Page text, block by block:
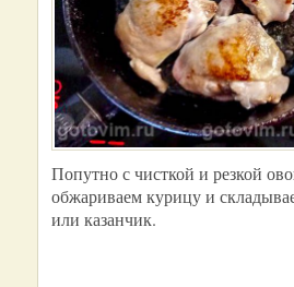
Попутно с чисткой и резкой
обжариваем курицу и
или казанчик.